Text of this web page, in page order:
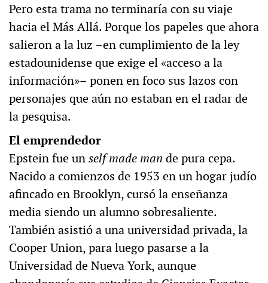
Pero esta trama no terminaría con su viaje
hacia el Más Allá. Porque los papeles que ahora
salieron a la luz –en cumplimiento de la ley
estadounidense que exige el «acceso a la
información»– ponen en foco sus lazos con
personajes que aún no estaban en el radar de
la pesquisa.
El emprendedor
Epstein fue unself made man de pura cepa.
Nacido a comienzos de 1953 en un hogar judío
afincado en Brooklyn, cursó la enseñanza
media siendo un alumno sobresaliente.
También asistió a una universidad privada, la
Cooper Union, para luego pasarse a la
Universidad de Nueva York, aunque